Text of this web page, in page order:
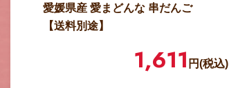
愛媛県産 愛まどんな 串だんご
【送料別途】
1,611 円(税込)